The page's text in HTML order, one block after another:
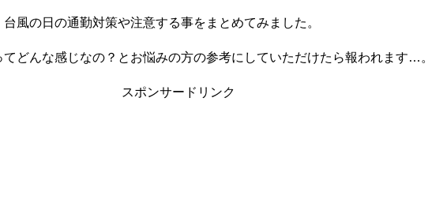
風の日の通勤対策や注意する事をまとめてみました。
どんな感じなの？とお悩みの方の参考にしていただけたら報われます…。
スポンサードリンク